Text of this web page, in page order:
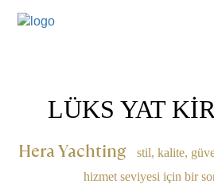
LÜKS YAT
Hera Yachting
stil, kalite,
hizmet seviyesi için bir